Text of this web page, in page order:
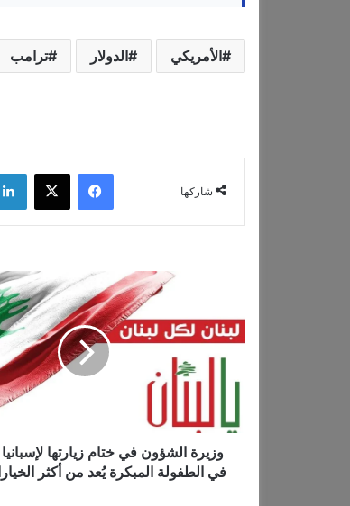
الأمريكي الدولار ترامب
شاركها
فيسبوك ‫X
ي
ر
ؤ
وزيرة الشؤون في ختام زيارتها لإسبانيا
في الطفولة المبكرة يُعد من أكثر